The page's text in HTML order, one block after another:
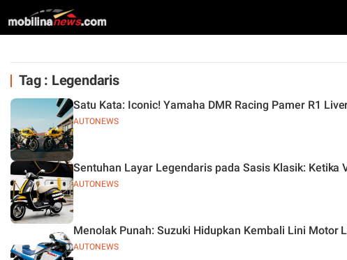
Tag : Legendaris
AUTONEWS
Satu Kata: Iconic! Yamaha DMR Racing Pamer R1
AUTONEWS
Sentuhan Layar Legendaris pada Sasis Klasik:
AUTONEWS
Menolak Punah: Suzuki Hidupkan Kembali Lini Motor